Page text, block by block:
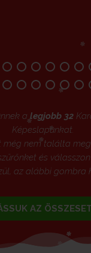
alegjobb 32
Képeslapunkat.
még nem találta
és válasszon
az alábbi gombra
AZ